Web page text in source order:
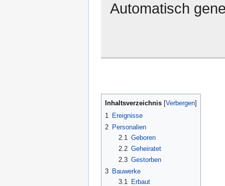
Automatisch
Inhaltsverzeichnis
1 Ereignisse
2 Personalien
2.1 Geboren
2.2 Geheiratet
2.3 Gestorben
3 Bauwerke
3.1
Erbaut